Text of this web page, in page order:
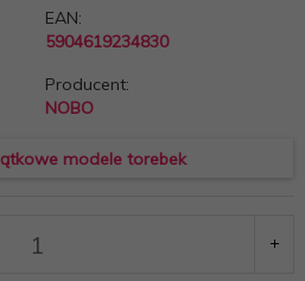
EAN:
5904619234830
Producent:
NOBO
modele torebek